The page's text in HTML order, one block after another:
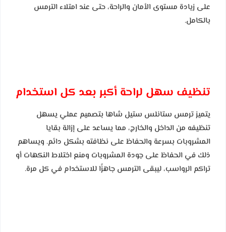
على زيادة مستوى الأمان والراحة، حتى عند امتلاء الترمس
بالكامل.
تنظيف سهل لراحة أكبر بعد كل استخدام
يتميز ترمس ستانلس ستيل شاها بتصميم عملي يسهل
تنظيفه من الداخل والخارج، مما يساعد على إزالة بقايا
المشروبات بسرعة والحفاظ على نظافته بشكل دائم. ويساهم
ذلك في الحفاظ على جودة المشروبات ومنع اختلاط النكهات أو
تراكم الرواسب، ليبقى الترمس جاهزًا للاستخدام في كل مرة.